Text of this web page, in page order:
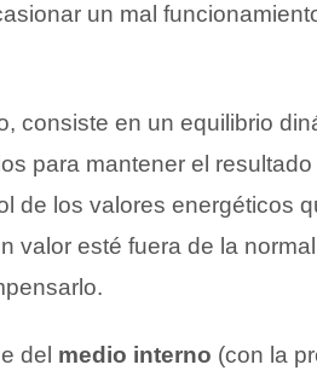
un mal
consiste en un equilibrio
para mantener el resultado
de los valores energéticos
valor esté fuera de la
del medio interno (con la